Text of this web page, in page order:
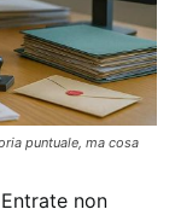
puntuale, ma cosa
non